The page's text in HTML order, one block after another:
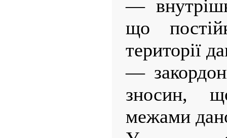
—
що
території
—
зносин,
межами